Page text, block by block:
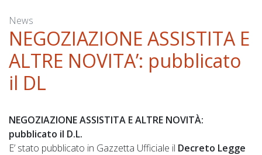
News
NEGOZIAZIONE ASSISTITA E
ALTRE NOVITA’: pubblicato
il DL
NEGOZIAZIONE ASSISTITA E ALTRE NOVITÀ:
pubblicato il D.L.
E’ stato pubblicato in Gazzetta Ufficiale il Decreto Legge